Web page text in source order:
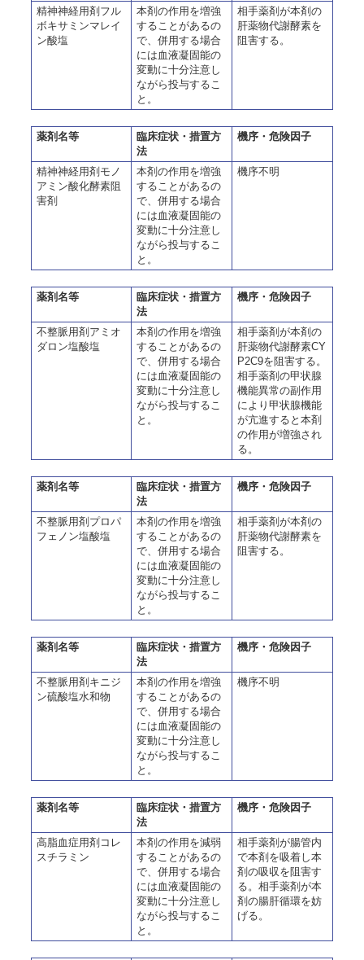
精神神経用剤フル
ボキサミンマレイ
ン酸塩
本剤の作用を増強
することがあるの
で、併用する場合
には血液凝固能の
変動に十分注意し
ながら投与するこ
と。
相手薬剤が本剤の
肝薬物代謝酵素を
阻害する。
薬剤名等
臨床症状・措置方
法
機序・危険因子
精神神経用剤モノ
アミン酸化酵素阻
害剤
本剤の作用を増強
することがあるの
で、併用する場合
には血液凝固能の
変動に十分注意し
ながら投与するこ
と。
機序不明
薬剤名等
臨床症状・措置方
法
機序・危険因子
不整脈用剤アミオ
ダロン塩酸塩
本剤の作用を増強
することがあるの
で、併用する場合
には血液凝固能の
変動に十分注意し
ながら投与するこ
と。
相手薬剤が本剤の
肝薬物代謝酵素CY
P2C9を阻害する。
相手薬剤の甲状腺
機能異常の副作用
により甲状腺機能
が亢進すると本剤
の作用が増強され
る。
薬剤名等
臨床症状・措置方
法
機序・危険因子
不整脈用剤プロパ
フェノン塩酸塩
本剤の作用を増強
することがあるの
で、併用する場合
には血液凝固能の
変動に十分注意し
ながら投与するこ
と。
相手薬剤が本剤の
肝薬物代謝酵素を
阻害する。
薬剤名等
臨床症状・措置方
法
機序・危険因子
不整脈用剤キニジ
ン硫酸塩水和物
本剤の作用を増強
することがあるの
で、併用する場合
には血液凝固能の
変動に十分注意し
ながら投与するこ
と。
機序不明
薬剤名等
臨床症状・措置方
法
機序・危険因子
高脂血症用剤コレ
スチラミン
本剤の作用を減弱
することがあるの
で、併用する場合
には血液凝固能の
変動に十分注意し
ながら投与するこ
と。
相手薬剤が腸管内
で本剤を吸着し本
剤の吸収を阻害す
る。相手薬剤が本
剤の腸肝循環を妨
げる。